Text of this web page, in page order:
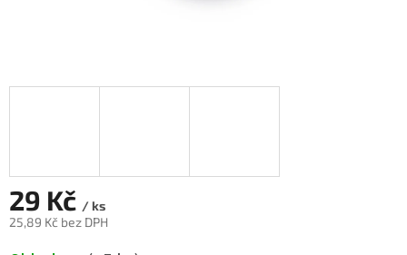
29 Kč / ks
25,89 Kč bez DPH